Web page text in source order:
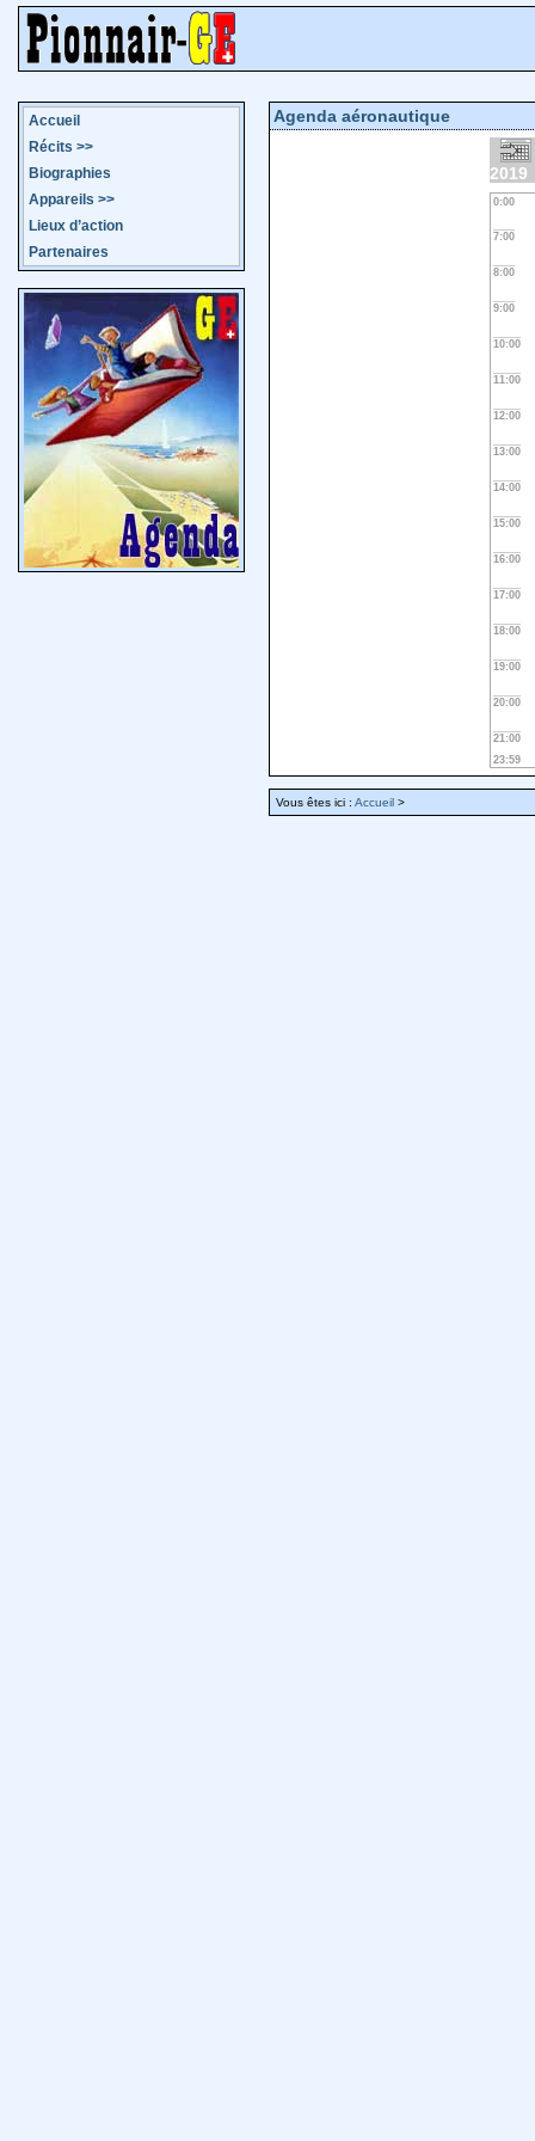
Accueil
Récits >>
Biographies
Appareils >>
Lieux d’action
Partenaires
Agenda aéronautique
2019
0:00
7:00
8:00
9:00
10:00
11:00
12:00
13:00
14:00
15:00
16:00
17:00
18:00
19:00
20:00
21:00
23:59
Vous êtes ici : Accueil >